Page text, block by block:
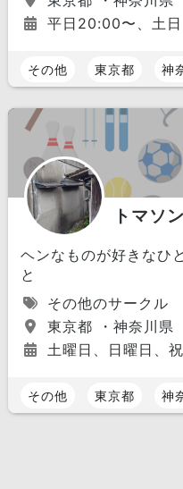
平日20:00〜、土日
その他 東京都 神
トマソ
ヘンなものが好きなひ
と
その他のサークル
東京都 ・神奈川県
土曜日、日曜日、
その他 東京都 神